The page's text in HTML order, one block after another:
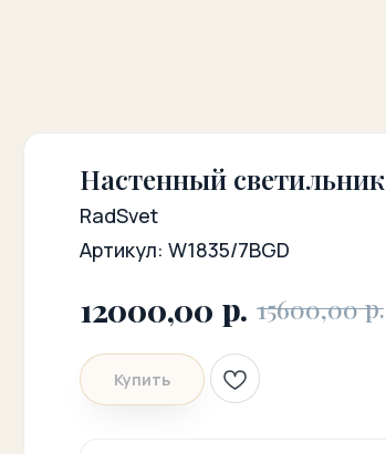
Настенный светильник
RadSvet
Артикул: W1835/7BGD
12000,00 р. 15600,00 р.
Купить